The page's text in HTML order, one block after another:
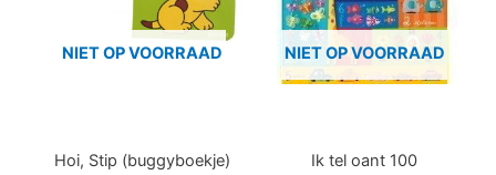
NIET OP VOORRAAD
Hoi, Stip (buggyboekje)
NIET OP VOORRAAD
Ik tel oant 100